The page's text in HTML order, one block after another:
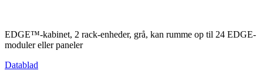
EDGE™-kabinet, 2 rack-enheder, grå, kan rumme op til 24 EDGE-
moduler eller paneler
Datablad